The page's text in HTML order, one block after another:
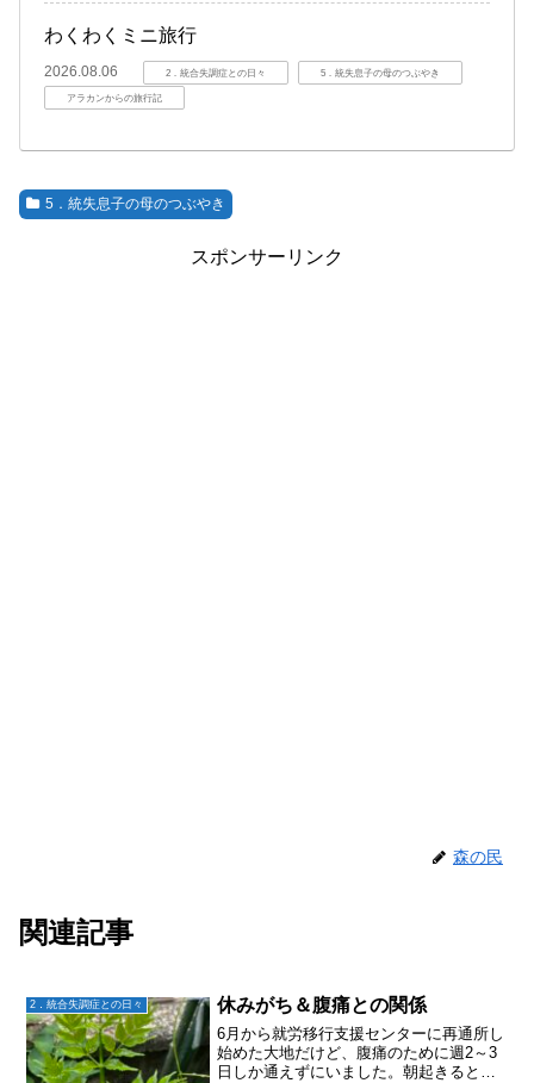
わくわくミニ旅行
2026.08.06 2．統合失調症との日々 5．統失息子の母のつぶやき
アラカンからの旅行記
5．統失息子の母のつぶやき
スポンサーリンク
森の民
関連記事
2．統合失調症との日々 休みがち＆腹痛との関係
6月から就労移行支援センターに再通所し
始めた大地だけど、腹痛のために週2～3
日しか通えずにいました。朝起きると